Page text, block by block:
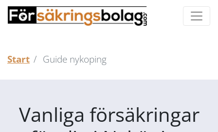
Start Guide nykoping
Vanliga försäkringar